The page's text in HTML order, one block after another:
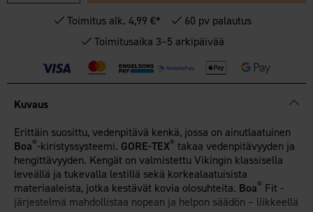
Toimitus alk. 4,99 €*
60 pv palautus
Toimitusaika 3–5 arkipäivää
Kuvaus
Erittäin suosittu, vedenpitävä kenkä, jossa on ainutlaatuinen
Boa®-kiristyssysteemi. GORE-TEX® takaa vedenpitävyyden ja
hengittävyyden. Kengät on valmistettu Vikingin klassisella
leveällä ja tukevalla lestillä sekä korkealaatuisista
materiaaleista, jotka kestävät kovia olosuhteita. Boa® Fit -
järjestelmä mahdollistaa nopean ja helpon säädön – liikkeellä